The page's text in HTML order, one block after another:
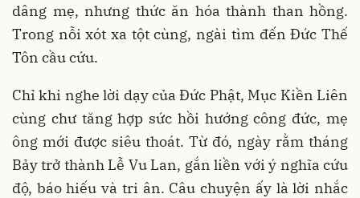
dâng mẹ, nhưng thức ăn hóa thành than hồng.
Trong nỗi xót xa tột cùng, ngài tìm đến Đức Thế
Tôn cầu cứu.
Chỉ khi nghe lời dạy của Đức Phật, Mục Kiền Liên
cùng chư tăng hợp sức hồi hướng công đức, mẹ
ông mới được siêu thoát. Từ đó, ngày rằm tháng
Bảy trở thành Lễ Vu Lan, gắn liền với ý nghĩa cứu
độ, báo hiếu và tri ân. Câu chuyện ấy là lời nhắc